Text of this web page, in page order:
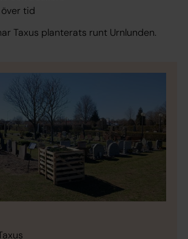
tid
Taxus planterats runt Urnlunden.